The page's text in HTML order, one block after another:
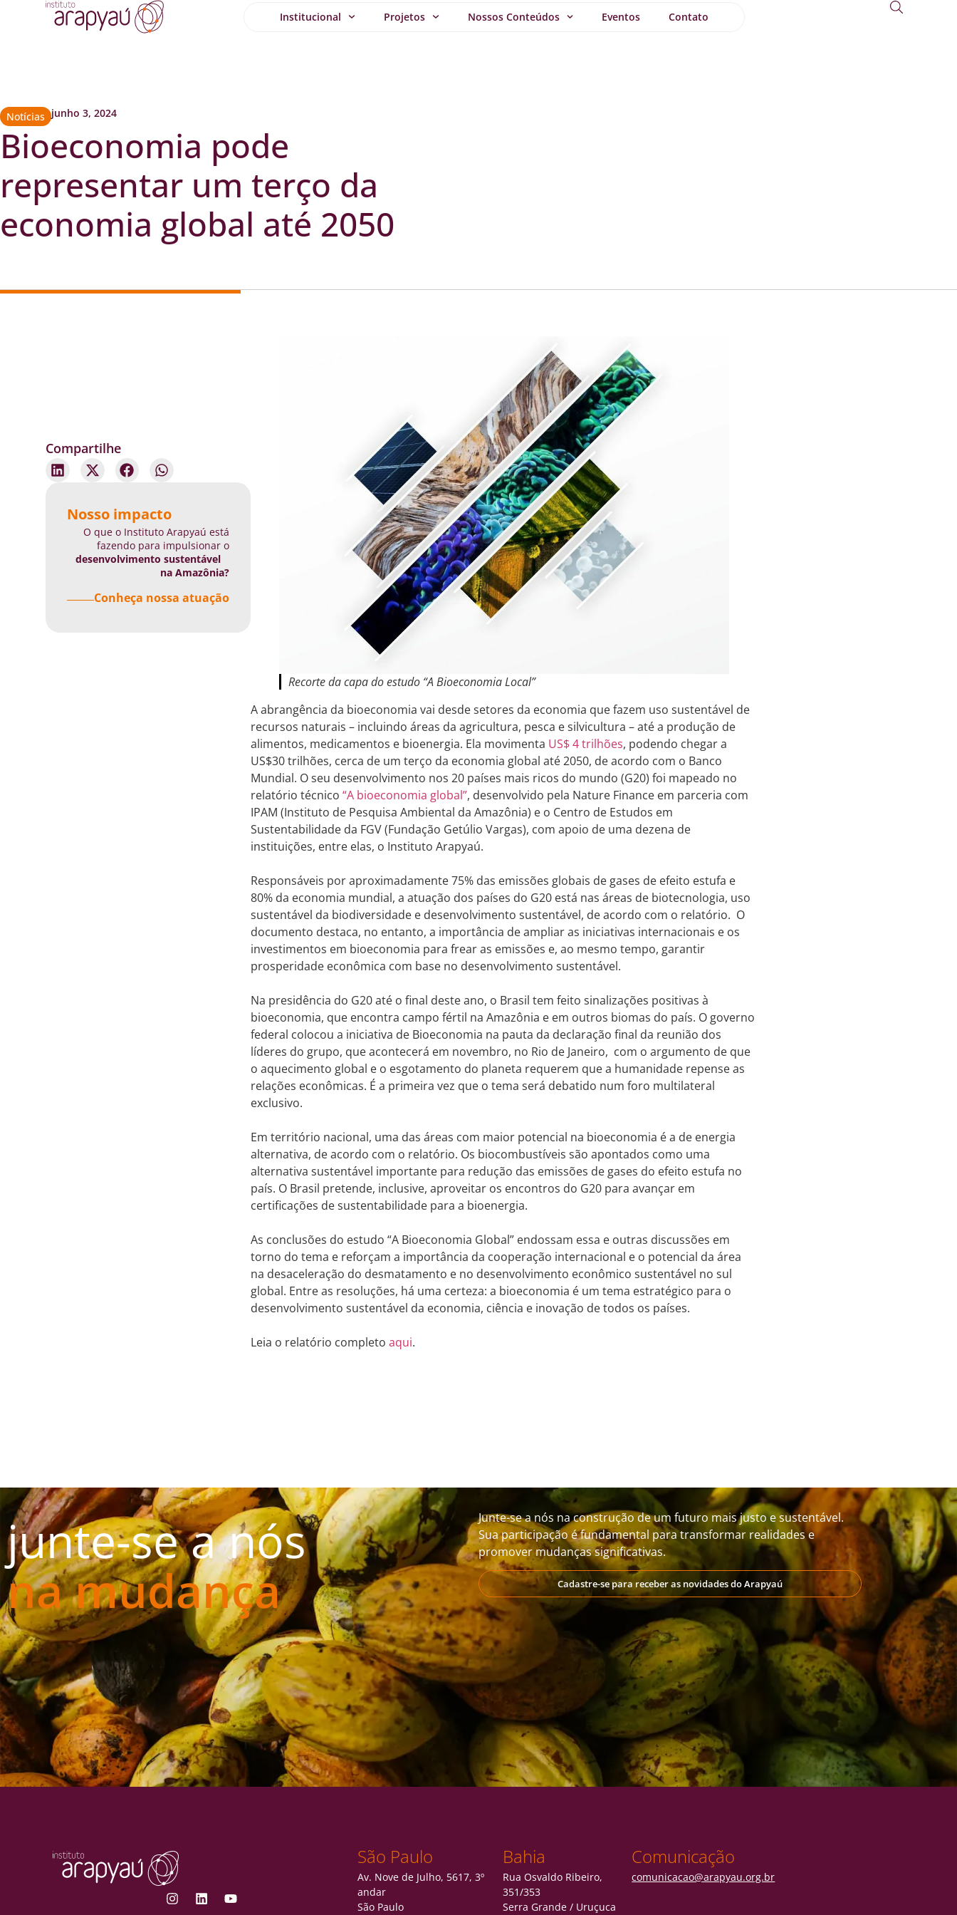
Institucional Projetos Nossos Conteúdos Eventos Contato
Notícias junho 3, 2024
Bioeconomia pode
representar um terço da
economia global até 2050
Compartilhe
Nosso impacto
O que o Instituto Arapyaú está
fazendo para impulsionar o
desenvolvimento sustentável
na Amazônia?
Conheça nossa atuação
Recorte da capa do estudo “A Bioeconomia Local”
A abrangência da bioeconomia vai desde setores da economia que fazem uso sustentável de
recursos naturais – incluindo áreas da agricultura, pesca e silvicultura – até a produção de
alimentos, medicamentos e bioenergia. Ela movimenta US$ 4 trilhões, podendo chegar a
US$30 trilhões, cerca de um terço da economia global até 2050, de acordo com o Banco
Mundial. O seu desenvolvimento nos 20 países mais ricos do mundo (G20) foi mapeado no
relatório técnico“A bioeconomia global”, desenvolvido pela Nature Finance em parceria com
IPAM (Instituto de Pesquisa Ambiental da Amazônia) e o Centro de Estudos em
Sustentabilidade da FGV (Fundação Getúlio Vargas), com apoio de uma dezena de
instituições, entre elas, o Instituto Arapyaú.
Responsáveis por aproximadamente 75% das emissões globais de gases de efeito estufa e
80% da economia mundial, a atuação dos países do G20 está nas áreas de biotecnologia, uso
sustentável da biodiversidade e desenvolvimento sustentável, de acordo com o relatório. O
documento destaca, no entanto, a importância de ampliar as iniciativas internacionais e os
investimentos em bioeconomia para frear as emissões e, ao mesmo tempo, garantir
prosperidade econômica com base no desenvolvimento sustentável.
Na presidência do G20 até o final deste ano, o Brasil tem feito sinalizações positivas à
bioeconomia, que encontra campo fértil na Amazônia e em outros biomas do país. O governo
federal colocou a iniciativa de Bioeconomia na pauta da declaração final da reunião dos
líderes do grupo, que acontecerá em novembro, no Rio de Janeiro, com o argumento de que
o aquecimento global e o esgotamento do planeta requerem que a humanidade repense as
relações econômicas. É a primeira vez que o tema será debatido num foro multilateral
exclusivo.
Em território nacional, uma das áreas com maior potencial na bioeconomia é a de energia
alternativa, de acordo com o relatório. Os biocombustíveis são apontados como uma
alternativa sustentável importante para redução das emissões de gases do efeito estufa no
país. O Brasil pretende, inclusive, aproveitar os encontros do G20 para avançar em
certificações de sustentabilidade para a bioenergia.
As conclusões do estudo “A Bioeconomia Global” endossam essa e outras discussões em
torno do tema e reforçam a importância da cooperação internacional e o potencial da área
na desaceleração do desmatamento e no desenvolvimento econômico sustentável no sul
global. Entre as resoluções, há uma certeza: a bioeconomia é um tema estratégico para o
desenvolvimento sustentável da economia, ciência e inovação de todos os países.
Leia o relatório completoaqui.
junte-se a nós
na mudança
Junte-se a nós na construção de um futuro mais justo e sustentável.
Sua participação é fundamental para transformar realidades e
promover mudanças significativas.
Cadastre-se para receber as novidades do Arapyaú
São Paulo
Av. Nove de Julho, 5617, 3º
andar
São Paulo
Bahia
Rua Osvaldo Ribeiro,
351/353
Serra Grande / Uruçuca
Comunicação
comunicacao@arapyau.org.br